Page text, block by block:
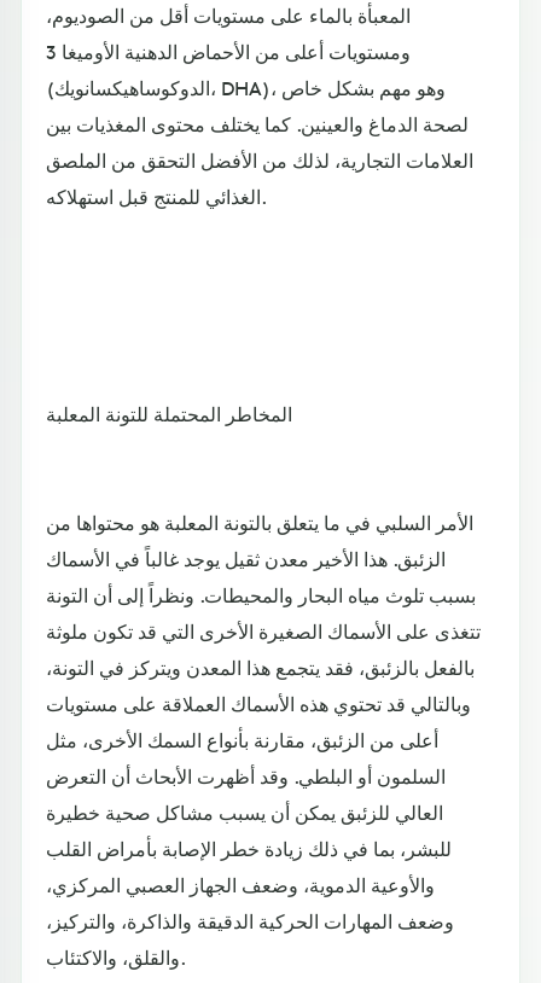
المعبأة بالماء على مستويات أقل من الصوديوم،
ومستويات أعلى من الأحماض الدهنية الأوميغا 3
(الدوكوساهيكسانويك، DHA)، وهو مهم بشكل خاص
لصحة الدماغ والعينين. كما يختلف محتوى المغذيات بين
العلامات التجارية، لذلك من الأفضل التحقق من الملصق
الغذائي للمنتج قبل استهلاكه.
المخاطر المحتملة للتونة المعلبة
الأمر السلبي في ما يتعلق بالتونة المعلبة هو محتواها من
الزئبق. هذا الأخير معدن ثقيل يوجد غالباً في الأسماك
بسبب تلوث مياه البحار والمحيطات. ونظراً إلى أن التونة
تتغذى على الأسماك الصغيرة الأخرى التي قد تكون ملوثة
بالفعل بالزئبق، فقد يتجمع هذا المعدن ويتركز في التونة،
وبالتالي قد تحتوي هذه الأسماك العملاقة على مستويات
أعلى من الزئبق، مقارنة بأنواع السمك الأخرى، مثل
السلمون أو البلطي. وقد أظهرت الأبحاث أن التعرض
العالي للزئبق يمكن أن يسبب مشاكل صحية خطيرة
للبشر، بما في ذلك زيادة خطر الإصابة بأمراض القلب
والأوعية الدموية، وضعف الجهاز العصبي المركزي،
وضعف المهارات الحركية الدقيقة والذاكرة، والتركيز،
والقلق، والاكتئاب.